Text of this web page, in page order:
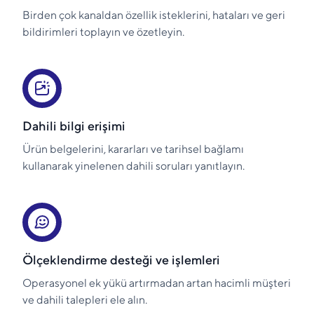
Birden çok kanaldan özellik isteklerini, hataları ve geri
bildirimleri toplayın ve özetleyin.
Dahili bilgi erişimi
Ürün belgelerini, kararları ve tarihsel bağlamı
kullanarak yinelenen dahili soruları yanıtlayın.
Ölçeklendirme desteği ve işlemleri
Operasyonel ek yükü artırmadan artan hacimli müşteri
ve dahili talepleri ele alın.